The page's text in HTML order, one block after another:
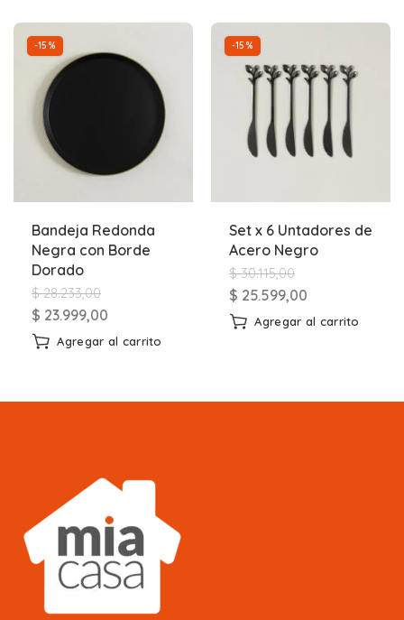
-15%
Bandeja Redonda
Negra con Borde
Dorado
$28.233,00
$ 23.999,00
Agregar al carrito
-15%
Set x 6 Untadores de
Acero Negro
$30.115,00
$ 25.599,00
Agregar al carrito